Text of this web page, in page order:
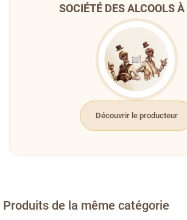
SOCIÉTÉ DES ALCOOLS
Découvrir le producteur
Produits de la même catégorie